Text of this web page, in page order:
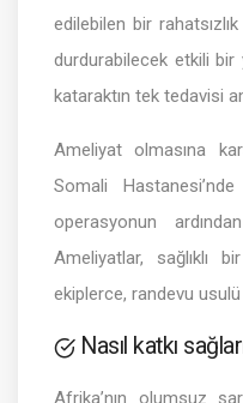
edilebilen bir
durdurabilecek etkili
kataraktın tek tedavisi
Ameliyat olmasına
Somali
operasyonun
Ameliyatlar, sağlıklı
ekiplerce, randevu usulü
Nasıl katkı
Afrika’nın olumsuz